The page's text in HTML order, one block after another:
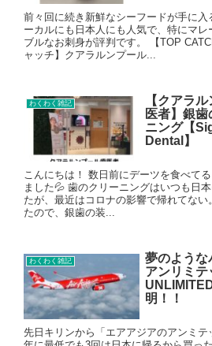
前々回に続き新鮮なシーフードが手に入
ーカルにも日本人にも人気で、特にマ
ブルなお刺身が評判です。 【TOP
ャッチ】クアラルンプール...
わくわく雑記
【クアラ
医者】銀
ニング【
Dental】
こんにちは！ 数日前にデーツを食べて
ました💦 歯のクリーニングはいつも日
たが、最近はコロナの影響で帰れてな
たので、銀歯の装...
わくわく雑記
夢のような
アンリミ
明！！
先日キリンから「エアアジアのアンミテ